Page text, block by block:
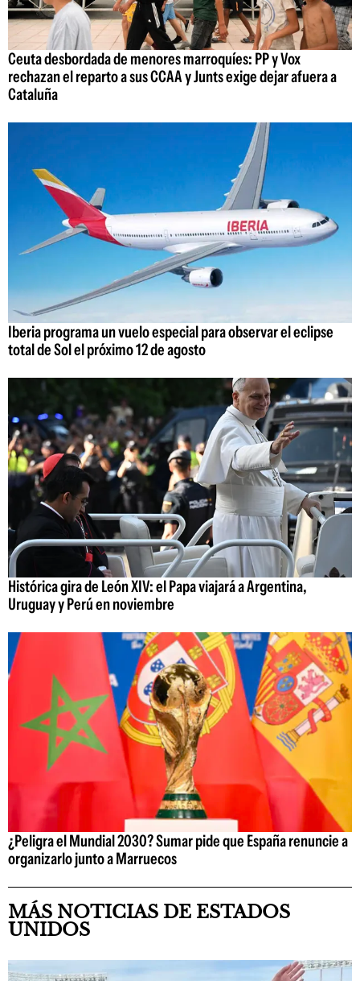
Ceuta desbordada de menores marroquíes: PP y Vox
rechazan el reparto a sus CCAA y Junts exige dejar afuera a
Cataluña
Iberia programa un vuelo especial para observar el eclipse
total de Sol el próximo 12 de agosto
Histórica gira de León XIV: el Papa viajará a Argentina,
Uruguay y Perú en noviembre
¿Peligra el Mundial 2030? Sumar pide que España renuncie a
organizarlo junto a Marruecos
MÁS NOTICIAS DE ESTADOS
UNIDOS